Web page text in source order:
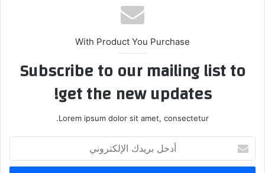
ب
With Product You Purchase
Subscribe to our mailing list to
get the new updates!
Lorem ipsum dolor sit amet, consectetur.
خ